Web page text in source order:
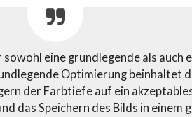
eine grundlegende als auch
Optimierung beinhaltet
der Farbtiefe auf ein
das Speichern des Bilds in einem